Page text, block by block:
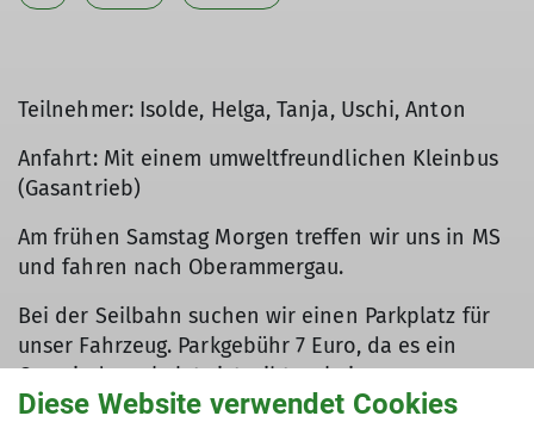
Teilnehmer: Isolde, Helga, Tanja, Uschi, Anton
Anfahrt: Mit einem umweltfreundlichen Kleinbus
(Gasantrieb)
Am frühen Samstag Morgen treffen wir uns in MS
und fahren nach Oberammergau.
Bei der Seilbahn suchen wir einen Parkplatz für
unser Fahrzeug. Parkgebühr 7 Euro, da es ein
Gemeindeparkplatz ist, gibt es keine
Rückvergütung bei benutzen der Seilbahn.
Diese Website verwendet Cookies